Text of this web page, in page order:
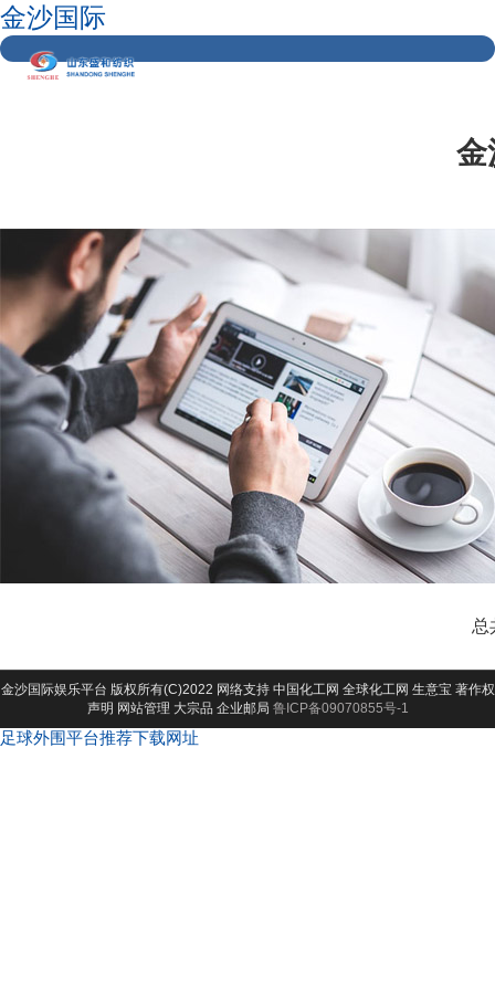
金沙国际
金
总
金沙国际娱乐平台 版权所有(C)2022 网络支持 中国化工网 全球化工网 生意宝 著作权
声明 网站管理 大宗品 企业邮局 鲁ICP备09070855号-1
足球外围平台推荐下载网址